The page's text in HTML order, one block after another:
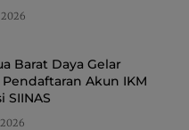
Barat Daya Gelar
Pendaftaran Akun IKM
SIINAS